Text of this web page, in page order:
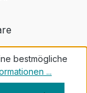
bestmögliche
...